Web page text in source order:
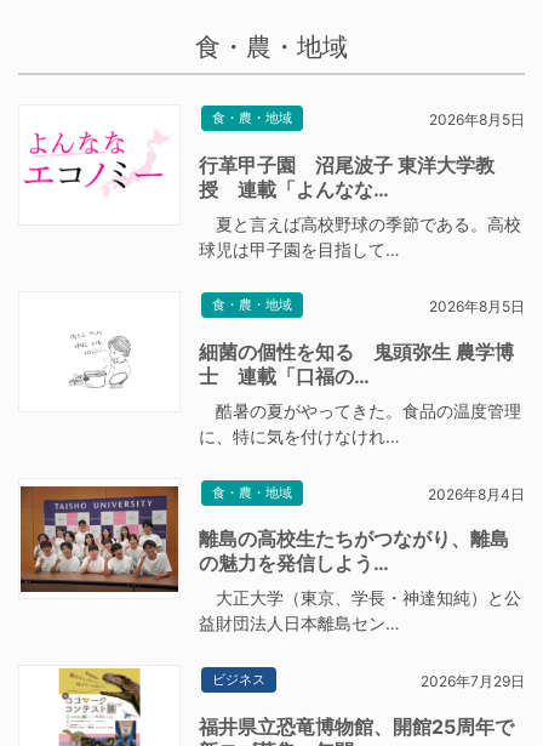
食・農・地域
食・農・地域 2026年8月5日
行革甲子園 沼尾波子 東洋大学教
授 連載「よんなな…
夏と言えば高校野球の季節である。高校
球児は甲子園を目指して…
食・農・地域 2026年8月5日
細菌の個性を知る 鬼頭弥生 農学博
士 連載「口福の…
酷暑の夏がやってきた。食品の温度管理
に、特に気を付けなけれ…
食・農・地域 2026年8月4日
離島の高校生たちがつながり、離島
の魅力を発信しよう…
大正大学（東京、学長・神達知純）と公
益財団法人日本離島セン…
ビジネス 2026年7月29日
福井県立恐竜博物館、開館25周年で